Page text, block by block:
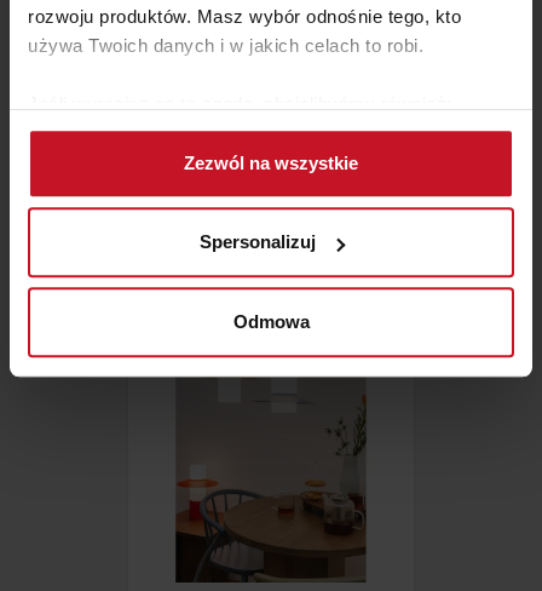
rozwoju produktów. Masz wybór odnośnie tego, kto
używa Twoich danych i w jakich celach to robi.
Gromadzić dane dotyczące Twojej lokalizacji
geograficznej z dokładnością nawet do kilku metrów
Identyfikować Twoje urządzenie, aktywnie
(fingerprinting, czyli wirtualny odcisk palca)
Dowiedz się więcej odnośnie tego, jak Twoje osobiste
dane są przetwarzane oraz ustaw własne preferencje w
zmienić lub wycofać swoją zgodę w dowolnej chwili.
Wykorzystujemy pliki cookie do spersonalizowania treści
i reklam, aby oferować funkcje społecznościowe i
analizować ruch w naszej witrynie. Informacje o tym, jak
korzystasz z naszej witryny, udostępniamy partnerom
społecznościowym, reklamowym i analitycznym.
Partnerzy mogą połączyć te informacje z innymi danymi
Zezwól na wszystkie
Spersonalizuj
Odmowa
LAMPA EUFRAT
269 ZŁ